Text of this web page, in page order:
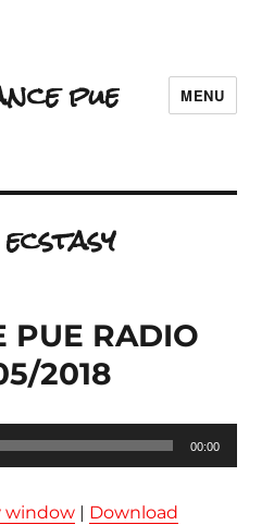
pue MENU
ecstasy
PUE RADIO
2018
00:00
window | Download